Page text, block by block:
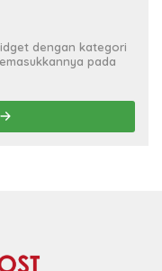
dengan kategori
pada